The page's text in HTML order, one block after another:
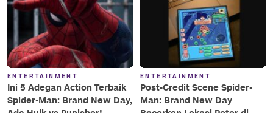
ENTERTAINMENT
Ini 5 Adegan Action Terbaik
Spider-Man: Brand New Day,
ENTERTAINMENT
Post-Credit Scene Spider-
Man: Brand New Day